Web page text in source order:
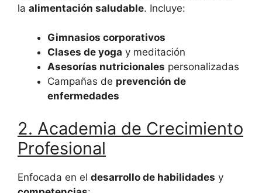
la alimentación saludable. Incluye:
Gimnasios corporativos
Clases de yoga y meditación
Asesorías nutricionales personalizadas
Campañas de prevención de
enfermedades
2. Academia de Crecimiento
Profesional
Enfocada en el desarrollo de habilidades y